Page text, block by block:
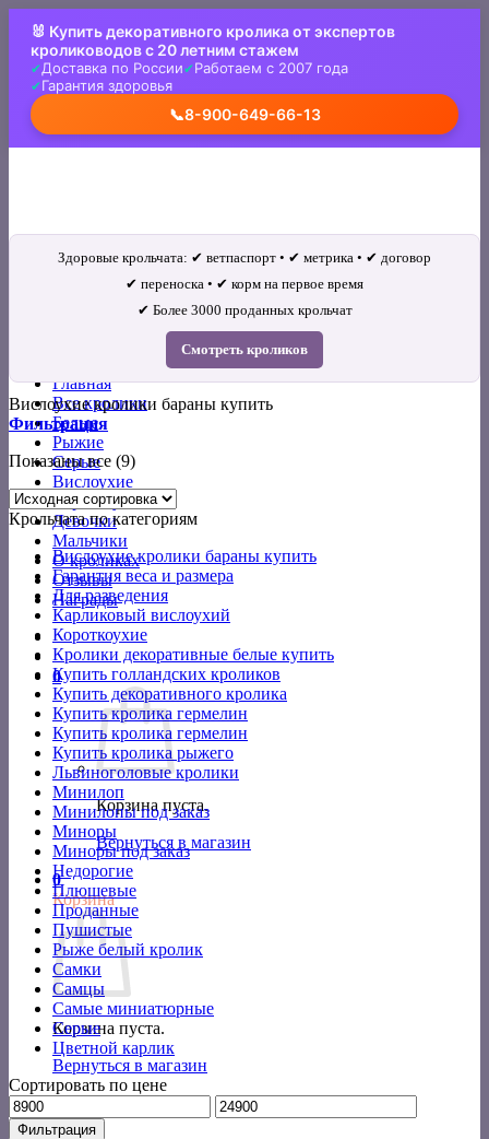
content
🐰 Купить декоративного кролика от экспертов
кролиководов с 20 летним стажем
Доставка по России
Работаем с 2007 года
Гарантия здоровья
📞8-900-649-66-13
Главная
Все кролики
Белые
Рыжие
Серые
Вислоухие
Короткоухие
Девочки
Мальчики
О кроликах
Отзывы
Награды
0
Корзина пуста.
Вернуться в магазин
0
Корзина
Корзина пуста.
Вернуться в магазин
Здоровые крольчата: ✔ ветпаспорт • ✔ метрика • ✔ договор
✔ переноска • ✔ корм на первое время
✔ Более 3000 проданных крольчат
Смотреть кроликов
Вислоухие кролики бараны купить
Фильтрация
Показаны все (9)
Крольчата по категориям
Вислоухие кролики бараны купить
Гарантия веса и размера
Для разведения
Карликовый вислоухий
Короткоухие
Кролики декоративные белые купить
Купить голландских кроликов
Купить декоративного кролика
Купить кролика гермелин
Купить кролика гермелин
Купить кролика рыжего
Львиноголовые кролики
Минилоп
Минилопы под заказ
Миноры
Миноры под заказ
Недорогие
Плюшевые
Проданные
Пушистые
Рыже белый кролик
Самки
Самцы
Самые миниатюрные
Серые
Цветной карлик
Сортировать по цене
Минимальная
цена
Максимальная
цена
Фильтрация